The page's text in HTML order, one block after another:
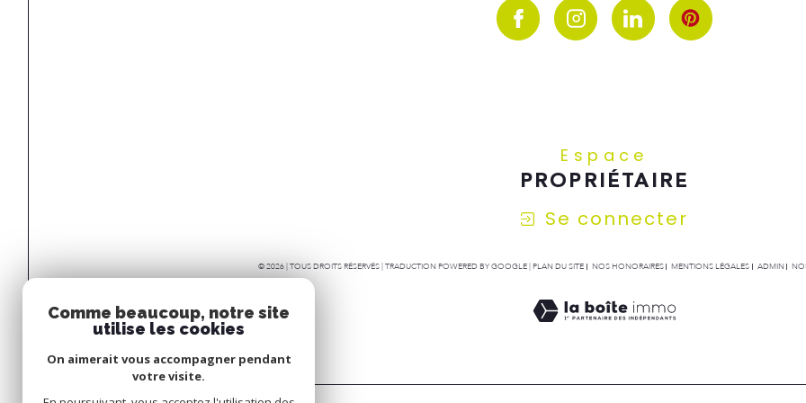
Espace
PROPRIÉTAIRE
Se connecter
© 2026 | TOUS DROITS RÉSERVÉS | TRADUCTION POWERED BY GOOGLE | PLAN DU SITE NOS HONORAIRES MENTIONS LÉGALES ADMIN
Comme beaucoup, notre site
utilise les cookies
On aimerait vous accompagner pendant
votre visite.